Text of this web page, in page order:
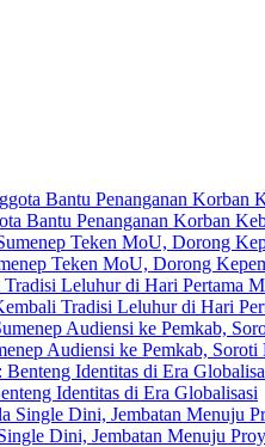
Bantu Penanganan Korban
Teken MoU, Dorong
Tradisi Leluhur di Hari
Audiensi ke Pemkab,
Identitas di Era Globalisasi
Dini, Jembatan Menuju